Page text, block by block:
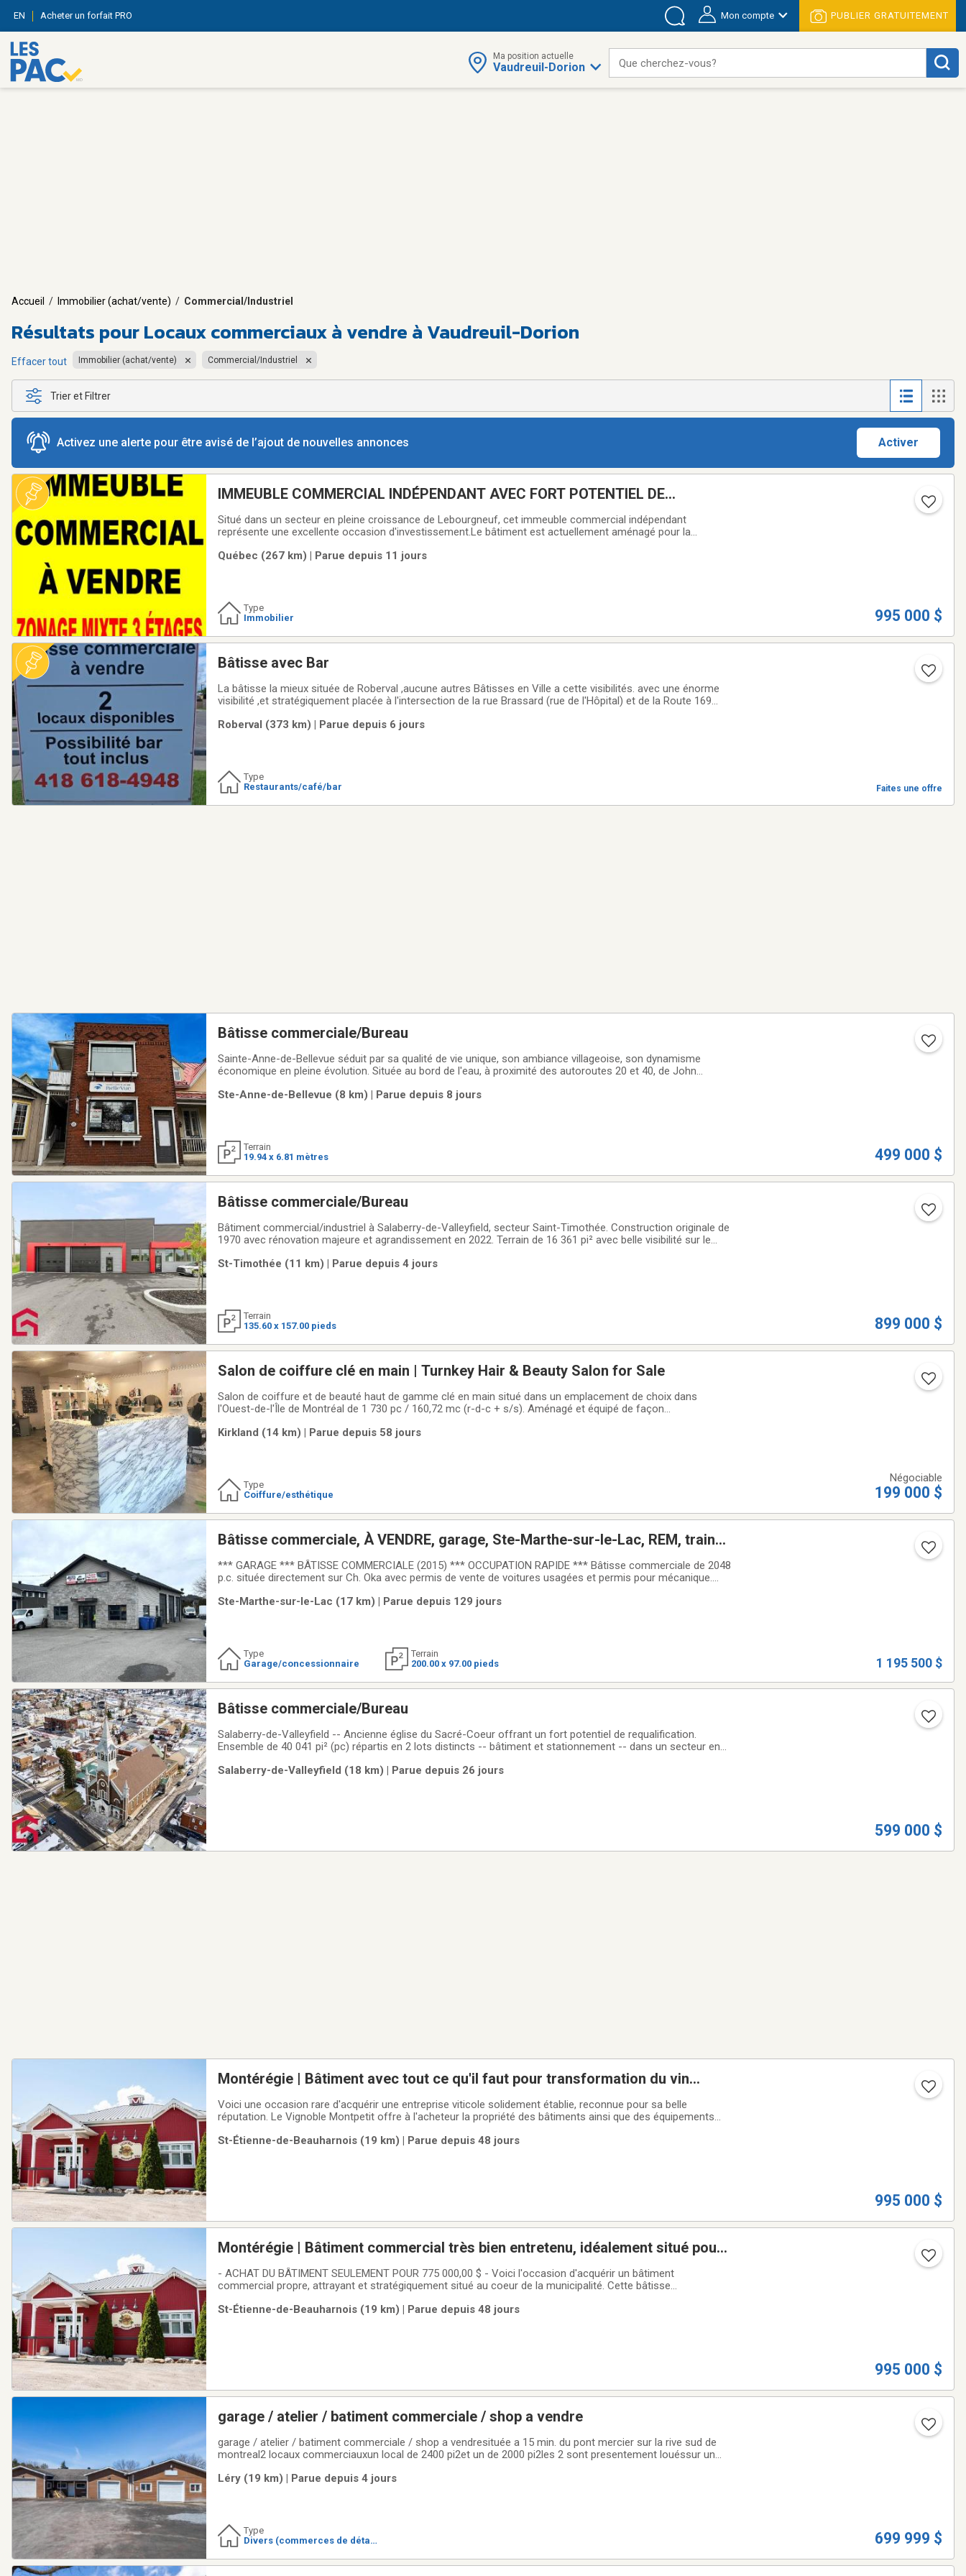
EN Acheter un forfait PRO Mon compte PUBLIER GRATUITEMENT
Ma position actuelle
Vaudreuil-Dorion Que cherchez-vous?
Accueil / Immobilier (achat/vente) / Commercial/Industriel
Résultats pourLocaux commerciaux à vendre à Vaudreuil-Dorion
Effacer tout Immobilier (achat/vente) Commercial/Industriel
Trier et Filtrer
Activez une alerte pour être avisé de l’ajout de nouvelles annonces Activer
IMMEUBLE COMMERCIAL INDÉPENDANT AVEC FORT POTENTIEL DE
Situé dans un secteur en pleine croissance de Lebourgneuf, cet immeuble commercial indépendant
représente une excellente occasion d'investissement.Le bâtiment est actuellement aménagé pour la
également un excellent site de
Québec (267 km) | Parue depuis 11 jours
Type
Immobilier
995 000 $
Bâtisse avec Bar
La bâtisse la mieux située de Roberval ,aucune autres Bâtisses en Ville a cette visibilités. avec une énorme
visibilité ,et stratégiquement placée à l'intersection de la rue Brassard (rue de l'Hôpital) et de la Route 169
hôpital à moins de
Roberval (373 km) | Parue depuis 6 jours
Type
Restaurants/café/bar
Faites une offre
Bâtisse commerciale/Bureau
Sainte-Anne-de-Bellevue séduit par sa qualité de vie unique, son ambiance villageoise, son dynamisme
économique en pleine évolution. Située au bord de l'eau, à proximité des autoroutes 20 et 40, de John
l'année. L'achèvement du pont de
Ste-Anne-de-Bellevue (8 km) | Parue depuis 8 jours
Terrain
19.94 x 6.81 mètres
499 000 $
Bâtisse commerciale/Bureau
Bâtiment commercial/industriel à Salaberry-de-Valleyfield, secteur Saint-Timothée. Construction originale de
1970 avec rénovation majeure et agrandissement en 2022. Terrain de 16 361 pi² avec belle visibilité sur le
Entrepôt chauffé avec plafond de
St-Timothée (11 km) | Parue depuis 4 jours
Terrain
135.60 x 157.00 pieds
899 000 $
Salon de coiffure clé en main | Turnkey Hair & Beauty Salon for Sale
Salon de coiffure et de beauté haut de gamme clé en main situé dans un emplacement de choix dans
l'Ouest-de-l'Île de Montréal de 1 730 pc / 160,72 mc (r-d-c + s/s). Aménagé et équipé de façon
établie avec clientèle existante et systèmes en
Kirkland (14 km) | Parue depuis 58 jours
Type
Coiffure/esthétique
Négociable
199 000 $
Bâtisse commerciale, À VENDRE, garage, Ste-Marthe-sur-le-Lac, REM, train
*** GARAGE *** BÂTISSE COMMERCIALE (2015) *** OCCUPATION RAPIDE *** Bâtisse commerciale de 2048
p.c. située directement sur Ch. Oka avec permis de vente de voitures usagées et permis pour mécanique.
avec hauteur libre de 15 pieds, 3 grandes
Ste-Marthe-sur-le-Lac (17 km) | Parue depuis 129 jours
Type
Garage/concessionnaire
Terrain
200.00 x 97.00 pieds
1 195 500 $
Bâtisse commerciale/Bureau
Salaberry-de-Valleyfield -- Ancienne église du Sacré-Coeur offrant un fort potentiel de requalification.
Ensemble de 40 041 pi² (pc) répartis en 2 lots distincts -- bâtiment et stationnement -- dans un secteur en
transformation demeure sujette aux
Salaberry-de-Valleyfield (18 km) | Parue depuis 26 jours
599 000 $
Montérégie | Bâtiment avec tout ce qu'il faut pour transformation du vin
Voici une occasion rare d'acquérir une entreprise viticole solidement établie, reconnue pour sa belle
réputation. Le Vignoble Montpetit offre à l'acheteur la propriété des bâtiments ainsi que des équipements
sur un terrain d'environ 14 000
St-Étienne-de-Beauharnois (19 km) | Parue depuis 48 jours
995 000 $
Montérégie | Bâtiment commercial très bien entretenu, idéalement situé pour
divers projets, grand stationnement, à proximité de tout!
- ACHAT DU BÂTIMENT SEULEMENT POUR 775 000,00 $ - Voici l'occasion d'acquérir un bâtiment
commercial propre, attrayant et stratégiquement situé au coeur de la municipalité. Cette bâtisse
et bien-être, atelier, salle de montre (ébéniste,
St-Étienne-de-Beauharnois (19 km) | Parue depuis 48 jours
995 000 $
garage / atelier / batiment commerciale / shop a vendre
garage / atelier / batiment commerciale / shop a vendresituée a 15 min. du pont mercier sur la rive sud de
montreal2 locaux commerciauxun local de 2400 pi2et un de 2000 pi2les 2 sont presentement louéssur un
possibilité d'arrangement.raison
Léry (19 km) | Parue depuis 4 jours
Type
Divers (commerces de détai
699 999 $